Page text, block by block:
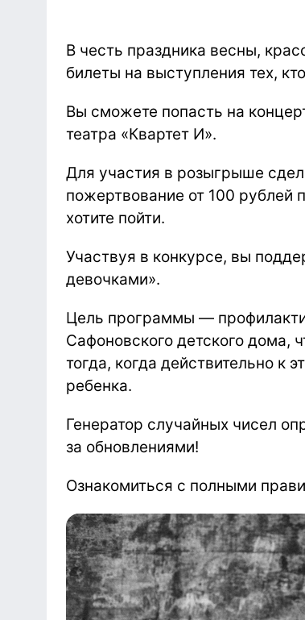
В честь праздника весны,
билеты на выступления тех,
Вы сможете попасть на
театра «Квартет И».
Для участия в розыгрыше
пожертвование от 100 рублей
хотите пойти.
Участвуя в конкурсе, вы
девочками».
Цель программы —
Сафоновского детского дома,
тогда, когда действительно к
ребенка.
Генератор случайных чисел
за обновлениями!
Ознакомиться с полными